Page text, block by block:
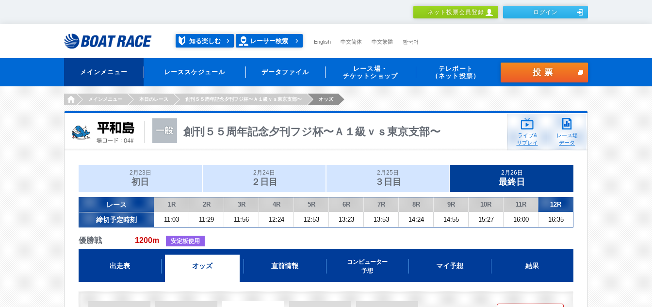
ネット投票会員登録 ログイン
知る楽しむ レーサー検索 English 中文简体 中文繁體 한국어
メインメニュー レーススケジュール データファイル
レース場・
チケットショップ
テレボート
（ネット投票）
投票
HOMEメインメニュー 本日のレース 創刊５５周年記念夕刊フジ杯〜Ａ１級ｖｓ東京支部〜 オッズ
創刊５５周年記念夕刊フジ杯〜Ａ１級ｖｓ東京支部〜
ライブ&
リプレイ
レース場
データ
2月23日
初日
2月24日
２日目
2月25日
３日目
2月26日
最終日
レース 1R 2R 3R 4R 5R 6R 7R 8R 9R 10R 11R 12R
締切予定時刻 11:03 11:29 11:56 12:24 12:53 13:23 13:53 14:24 14:55 15:27 16:00 16:35
優勝戦 1200m 安定板使用
出走表 オッズ 直前情報
コンピューター
予想
マイ予想 結果